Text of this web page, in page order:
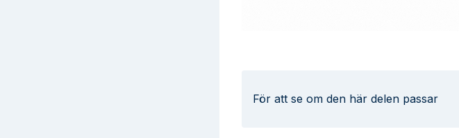
För att se om den här delen passar